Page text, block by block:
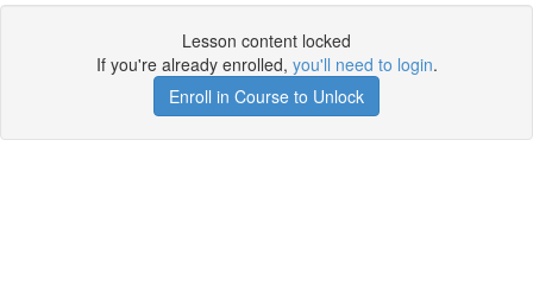
Lesson content locked
If you're already enrolled, you'll need to login.
Enroll in Course to Unlock